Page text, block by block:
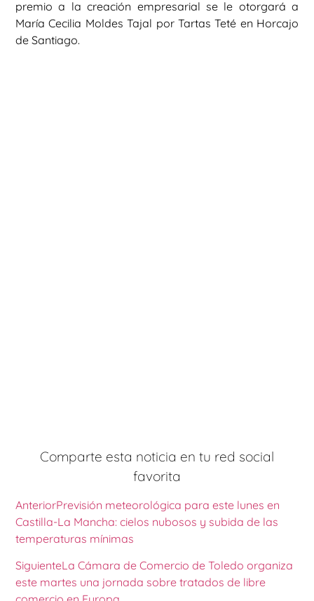
premio a la creación empresarial se le otorgará a
María Cecilia Moldes Tajal por Tartas Teté en Horcajo
de Santiago.
Comparte esta noticia en tu red social
favorita
AnteriorPrevisión meteorológica para este lunes en
Castilla-La Mancha: cielos nubosos y subida de las
temperaturas mínimas
SiguienteLa Cámara de Comercio de Toledo organiza
este martes una jornada sobre tratados de libre